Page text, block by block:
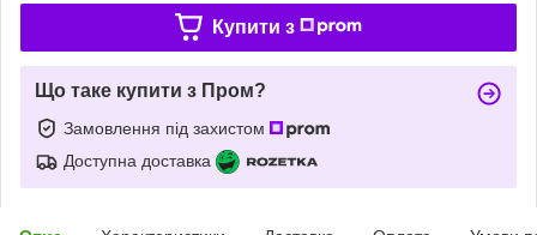
Купити з
Що таке купити з Пром?
Замовлення під захистом
Доступна доставка